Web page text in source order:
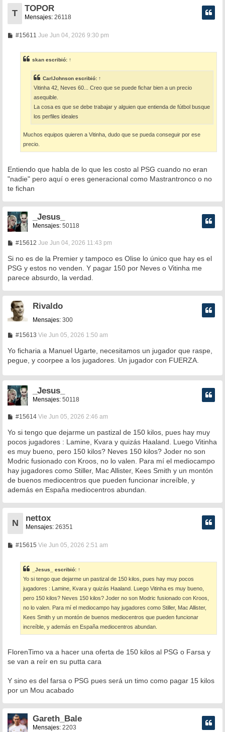
T
TOPOR
Mensajes: 26118
#15611 M
a
j
e
Jue Jun 04, 2026 9:30 pm
skan escribió: ↑
CarlJohnson escribió: ↑
Vitinha 42, Neves 60... Creo que se puede fichar bien a un precio
asequible.
La cosa es que se debe trabajar y alguien que entienda de fútbol busque
los perfiles ideales
Muchos equipos quieren a Vitinha, dudo que se pueda conseguir por ese
precio.
Entiendo que habla de lo que les costo al PSG cuando no eran
"nadie" pero aquí o eres generacional como Mastrantronco o no
te fichan
_Jesus_
Mensajes: 50118
#15612M
n
s
a
j
Jue Jun 04, 2026 11:43 pm
Si no es de la Premier y tampoco es Olise lo único que hay es el
PSG y estos no venden. Y pagar 150 por Neves o Vitinha me
parece absurdo, la verdad.
Rivaldo
Mensajes: 300
#15613M
n
s
a
e
Vie Jun 05, 2026 1:50 am
Yo ficharia a Manuel Ugarte, necesitamos un jugador que raspe,
pegue, y coorpee a los jugadores. Un jugador con FUERZA.
_Jesus_
Mensajes: 50118
#15614M
n
s
a
j
Vie Jun 05, 2026 2:46 am
Yo si tengo que dejarme un pastizal de 150 kilos, pues hay muy
pocos jugadores : Lamine, Kvara y quizás Haaland. Luego Vitinha
es muy bueno, pero 150 kilos? Neves 150 kilos? Joder no son
Modric fusionado con Kroos, no lo valen. Para mí el mediocampo
hay jugadores como Stiller, Mac Allister, Kees Smith y un montón
de buenos mediocentros que pueden funcionar increíble, y
además en España mediocentros abundan.
N
nettox
Mensajes: 26351
#15615M
a
j
e
Vie Jun 05, 2026 2:51 am
_Jesus_ escribió: ↑
Yo si tengo que dejarme un pastizal de 150 kilos, pues hay muy pocos
jugadores : Lamine, Kvara y quizás Haaland. Luego Vitinha es muy bueno,
pero 150 kilos? Neves 150 kilos? Joder no son Modric fusionado con Kroos,
no lo valen. Para mí el mediocampo hay jugadores como Stiller, Mac Allister,
Kees Smith y un montón de buenos mediocentros que pueden funcionar
increíble, y además en España mediocentros abundan.
FlorenTimo va a hacer una oferta de 150 kilos al PSG o Farsa y
se van a reír en su putta cara
Y sino es del farsa o PSG pues será un timo como pagar 15 kilos
por un Mou acabado
Gareth_Bale
Mensajes: 2203